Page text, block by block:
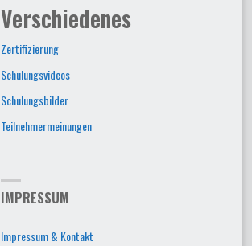
Verschiedenes
Zertifizierung
Schulungsvideos
Schulungsbilder
Teilnehmermeinungen
IMPRESSUM
Impressum & Kontakt